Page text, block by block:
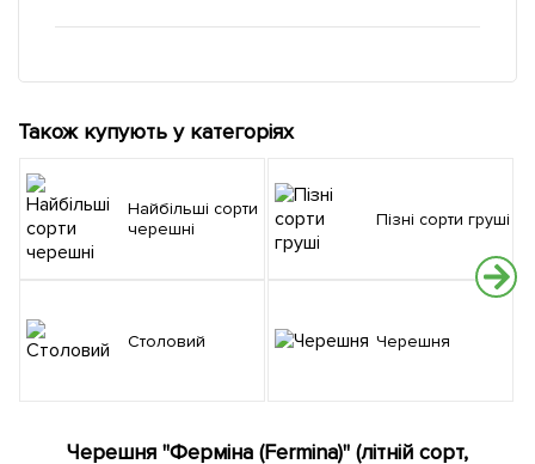
Також купують у категоріях
Найбільші сорти
черешні
Столовий
Пізні сорти груші
Черешня
Черешня "Ферміна (Fermina)" (літній сорт,